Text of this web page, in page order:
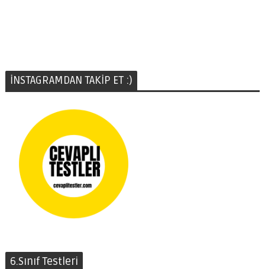
İNSTAGRAMDAN TAKİP ET :)
6.Sınıf Testleri